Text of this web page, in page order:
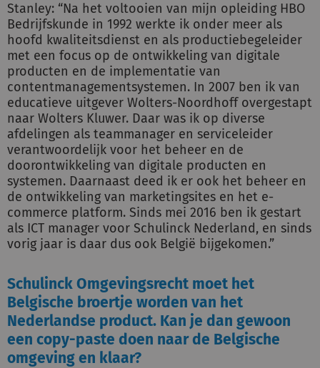
Stanley: “Na het voltooien van mijn opleiding HBO
Bedrijfskunde in 1992 werkte ik onder meer als
hoofd kwaliteitsdienst en als productiebegeleider
met een focus op de ontwikkeling van digitale
producten en de implementatie van
contentmanagementsystemen. In 2007 ben ik van
educatieve uitgever Wolters-Noordhoff overgestapt
naar Wolters Kluwer. Daar was ik op diverse
afdelingen als teammanager en serviceleider
verantwoordelijk voor het beheer en de
doorontwikkeling van digitale producten en
systemen. Daarnaast deed ik er ook het beheer en
de ontwikkeling van marketingsites en het e-
commerce platform. Sinds mei 2016 ben ik gestart
als ICT manager voor Schulinck Nederland, en sinds
vorig jaar is daar dus ook België bijgekomen.”
Schulinck Omgevingsrecht moet het
Belgische broertje worden van het
Nederlandse product. Kan je dan gewoon
een copy-paste doen naar de Belgische
omgeving en klaar?